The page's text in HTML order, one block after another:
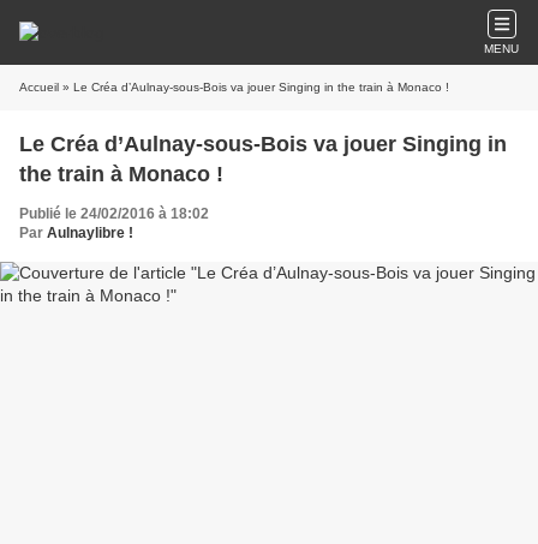
MENU
Accueil » Le Créa d’Aulnay-sous-Bois va jouer Singing in the train à Monaco !
Le Créa d’Aulnay-sous-Bois va jouer Singing in
the train à Monaco !
Publié le 24/02/2016 à 18:02
Par Aulnaylibre !